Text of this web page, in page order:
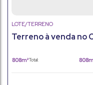
Terreno à venda no
LOTE/TERRENO
Total:
808m²